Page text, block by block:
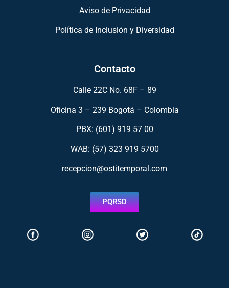
Aviso de Privacidad
Política de Inclusión y Diversidad
Contacto
Calle 22C No. 68F – 89
Oficina 3 – 239 Bogotá – Colombia
PBX: (601) 919 57 00
WAB: (57) 323 919 5700
recepcion@ostitemporal.com
PQRSD